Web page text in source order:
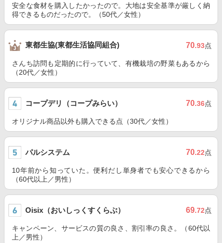
安全な食材を購入したかったので。大地は安全基準が厳しく納
得できるものだったので。（50代／女性）
東都生協(東都生活協同組合) 70.93点
さんち訪問も定期的に行っていて、有機栽培の野菜もあるから
（20代／女性）
コープデリ（コープみらい） 70.36点
オリジナル商品以外も購入できる点（30代／女性）
パルシステム 70.22点
10年前から知っていた。便利だし単身者でも安心できるから
（60代以上／男性）
Oisix（おいしっくすくらぶ） 69.72点
キャンペーン、サービスの質の良さ、割引率の良さ。（60代以
上／男性）